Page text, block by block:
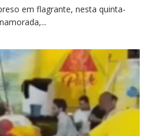
em flagrante, nesta quinta-